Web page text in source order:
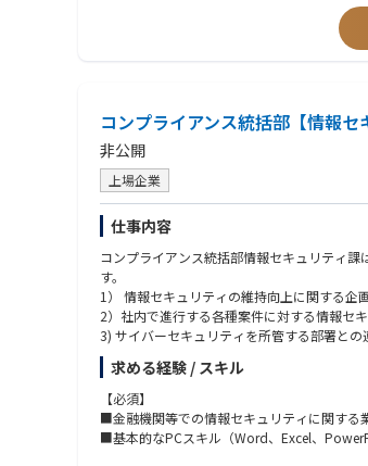
・日経ビジネス（2025/03/05）｜AI与信・
・PR TIMES（2026/04/09）｜Flex Capital 累
コンプライアンス統括部【情報セ
非公開
上場企業
仕事内容
コンプライアンス統括部情報セキュリティ
す。
1） 情報セキュリティの維持向上に関する企
2）社内で進行する各種案件に対する情報セ
3) サイバーセキュリティを所管する部署と
4）個人情報保護法をはじめ情報管理に関す
5）グループ内子会社、海外店の情報セキュ
求める経験 / スキル
【必須】
■金融機関等での情報セキュリティに関する
■基本的なPCスキル（Word、Excel、